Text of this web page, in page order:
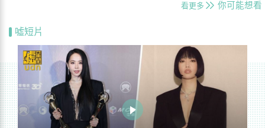
看更多 你可能想看
噓短片